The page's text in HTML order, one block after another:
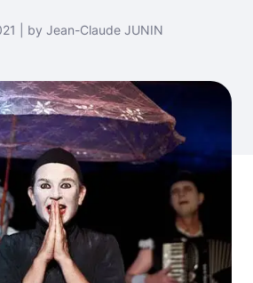
| by Jean-Claude JUNIN